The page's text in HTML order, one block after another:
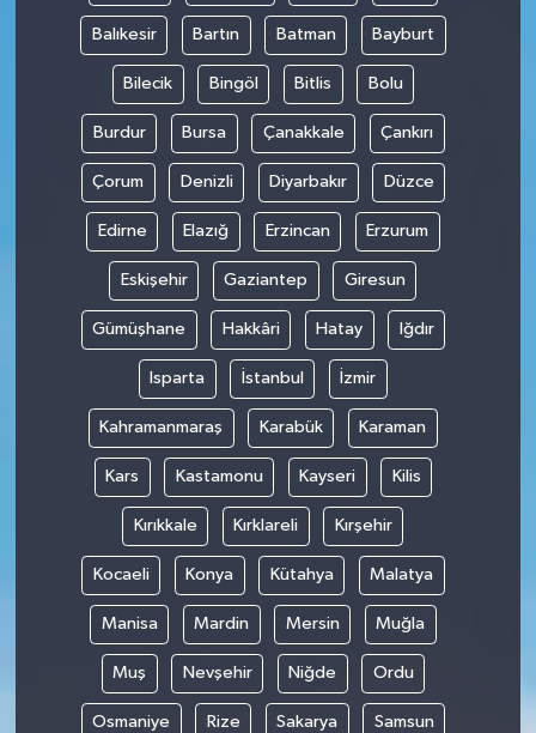
Balıkesir Bartın Batman Bayburt
Bilecik Bingöl Bitlis Bolu
Burdur Bursa Çanakkale Çankırı
Çorum Denizli Diyarbakır Düzce
Edirne Elazığ Erzincan Erzurum
Eskişehir Gaziantep Giresun
Gümüşhane Hakkâri Hatay Iğdır
Isparta İstanbul İzmir
Kahramanmaraş Karabük Karaman
Kars Kastamonu Kayseri Kilis
Kırıkkale Kırklareli Kırşehir
Kocaeli Konya Kütahya Malatya
Manisa Mardin Mersin Muğla
Muş Nevşehir Niğde Ordu
Osmaniye Rize Sakarya Samsun